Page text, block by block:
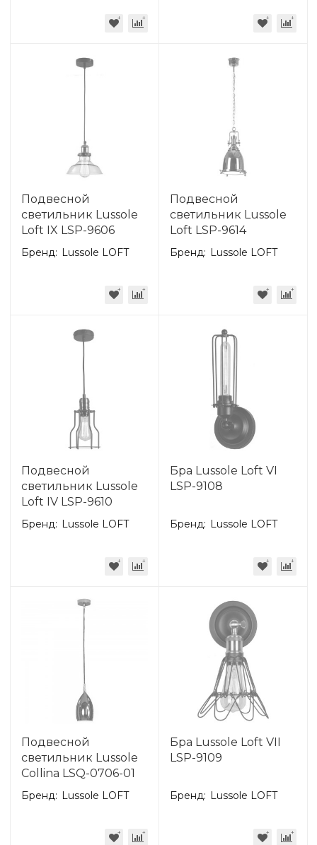
Подвесной
светильник Lussole
Loft IX LSP-9606
Бренд: Lussole LOFT
Подвесной
светильник Lussole
Loft LSP-9614
Бренд: Lussole LOFT
Подвесной
светильник Lussole
Loft IV LSP-9610
Бренд: Lussole LOFT
Бра Lussole Loft VI
LSP-9108
Бренд: Lussole LOFT
Подвесной
светильник Lussole
Collina LSQ-0706-01
Бренд: Lussole LOFT
Бра Lussole Loft VII
LSP-9109
Бренд: Lussole LOFT